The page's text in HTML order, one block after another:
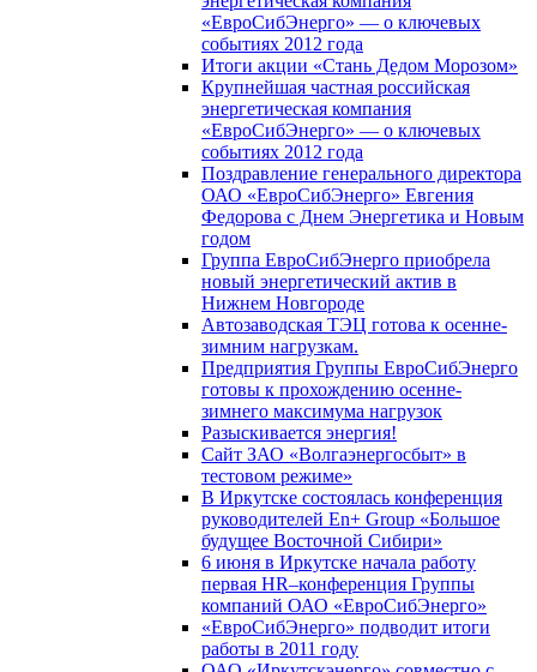
«ЕвроСибЭнерго» — о ключевых
событиях 2012 года
Итоги акции «Стань Дедом Морозом»
Крупнейшая частная российская
энергетическая компания
«ЕвроСибЭнерго» — о ключевых
событиях 2012 года
Поздравление генерального директора
ОАО «ЕвроСибЭнерго» Евгения
Федорова с Днем Энергетика и Новым
годом
Группа ЕвроСибЭнерго приобрела
новый энергетический актив в
Нижнем Новгороде
Автозаводская ТЭЦ готова к осенне-
зимним нагрузкам.
Предприятия Группы ЕвроСибЭнерго
готовы к прохождению осенне-
зимнего максимума нагрузок
Разыскивается энергия!
Сайт ЗАО «Волгаэнергосбыт» в
тестовом режиме»
В Иркутске состоялась конференция
руководителей En+ Group «Большое
будущее Восточной Сибири»
6 июня в Иркутске начала работу
первая HR–конференция Группы
компаний ОАО «ЕвроСибЭнерго»
«ЕвроСибЭнерго» подводит итоги
работы в 2011 году